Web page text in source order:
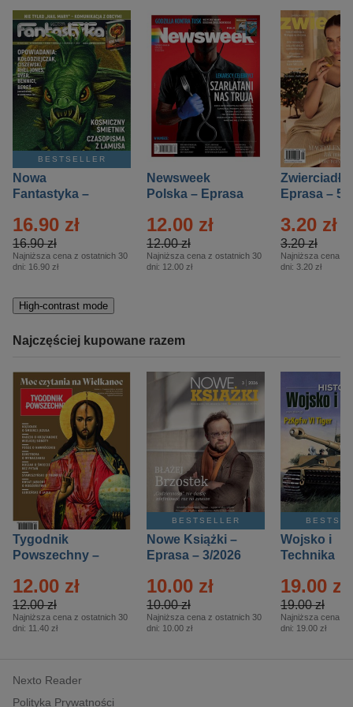
BESTSELLER
Nowa
Fantastyka –
16.90 zł
16.90 zł
Najniższa cena z ostatnich 30
dni: 16.90 zł
Newsweek
Polska – Eprasa
12.00 zł
12.00 zł
Najniższa cena z ostatnich 30
dni: 12.00 zł
Zwierciadło
Eprasa – 5/
3.20 zł
3.20 zł
Najniższa cena z
dni: 3.20 zł
High-contrast mode
Najczęściej kupowane razem
Tygodnik
Powszechny –
12.00 zł
12.00 zł
Najniższa cena z ostatnich 30
dni: 11.40 zł
BESTSELLER
Nowe Książki –
Eprasa – 3/2026
10.00 zł
10.00 zł
Najniższa cena z ostatnich 30
dni: 10.00 zł
Wojsko i
Technika
– 2/2026
19.00 zł
19.00 zł
Najniższa cena z
dni: 19.00 zł
Nexto Reader
Polityka Prywatności